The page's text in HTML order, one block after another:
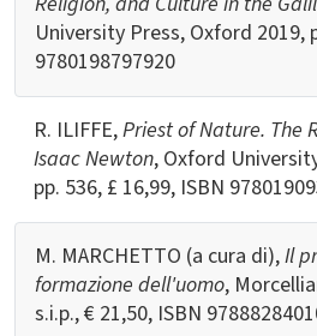
University Press, Oxford 2019,
9780198797920
R. ILIFFE,Priest of Nature. The
Isaac Newton, Oxford
pp. 536, £ 16,99, ISBN
M. MARCHETTO (a cura di),Il
formazione dell'uomo,
s.i.p., € 21,50, ISBN